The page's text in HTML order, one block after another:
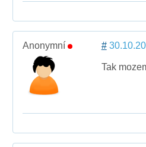
Anonymní #
Tak